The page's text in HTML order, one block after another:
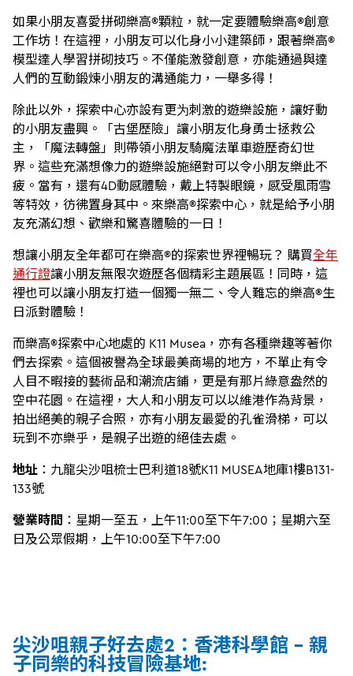
如果小朋友喜愛拼砌樂高®顆粒，就一定要體驗樂高®創意
工作坊！在這裡，小朋友可以化身小小建築師，跟著樂高®
模型達人學習拼砌技巧。不僅能激發創意，亦能通過與達
人們的互動鍛煉小朋友的溝通能力，一舉多得！
除此以外，探索中心亦設有更为刺激的遊樂設施，讓好動
的小朋友盡興。「古堡歷險」讓小朋友化身勇士拯救公
主，「魔法轉盤」則帶領小朋友騎魔法單車遊歷奇幻世
界。這些充滿想像力的遊樂設施絕對可以令小朋友樂此不
疲。當有，還有4D動感體驗，戴上特製眼鏡，感受風雨雪
等特效，彷彿置身其中。來樂高®探索中心，就是給予小朋
友充滿幻想、歡樂和驚喜體驗的一日！
想讓小朋友全年都可在樂高®的探索世界裡暢玩？ 購買全年
通行證讓小朋友無限次遊歷各個精彩主題展區！同時，這
裡也可以讓小朋友打造一個獨一無二、令人難忘的樂高®生
日派對體驗！
而樂高®探索中心地處的 K11 Musea，亦有各種樂趣等著你
們去探索。這個被譽為全球最美商場的地方，不單止有令
人目不暇接的藝術品和潮流店鋪，更是有那片綠意盎然的
空中花園。在這裡，大人和小朋友可以以維港作為背景，
拍出絕美的親子合照，亦有小朋友最愛的孔雀滑梯，可以
玩到不亦樂乎，是親子出遊的絕佳去處。
地址 ：九龍尖沙咀梳士巴利道18號K11 MUSEA地庫1樓B131-
133號
營業時間 ：星期一至五，上午11:00至下午7:00；星期六至
日及公眾假期，上午10:00至下午7:00
尖沙咀親子好去處2：香港科學館 - 親
子同樂的科技冒險基地: